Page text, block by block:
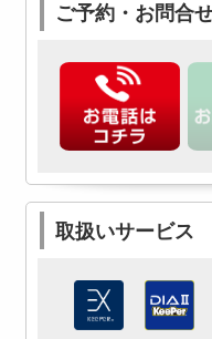
ご予約・お問合
取扱いサービス